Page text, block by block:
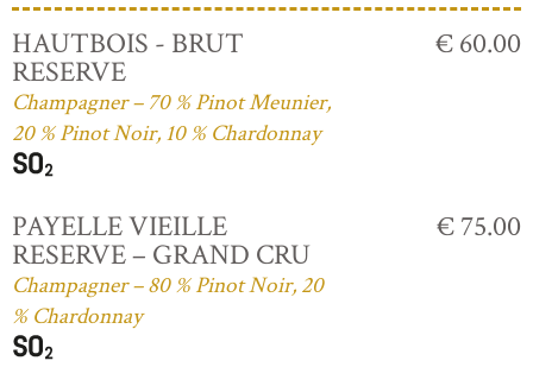
HAUTBOIS - BRUT
RESERVE
Champagner – 70 % Pinot Meunier,
20 % Pinot Noir, 10 % Chardonnay
€ 60.00
PAYELLE VIEILLE
RESERVE – GRAND CRU
Champagner – 80 % Pinot Noir, 20
% Chardonnay
€ 75.00